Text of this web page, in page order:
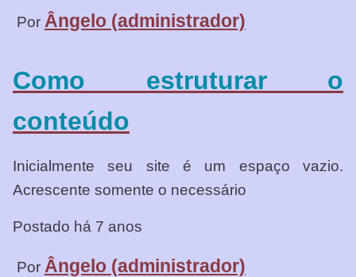
Por Ângelo (administrador)
Como estruturar o
conteúdo
Inicialmente seu site é um espaço vazio.
Acrescente somente o necessário
Postado há 7 anos
Por Ângelo (administrador)